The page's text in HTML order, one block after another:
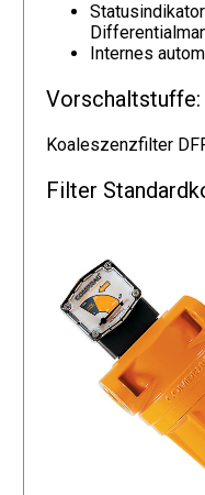
Internes
Vorschaltstuffe:
Koaleszenzfilter
Filter